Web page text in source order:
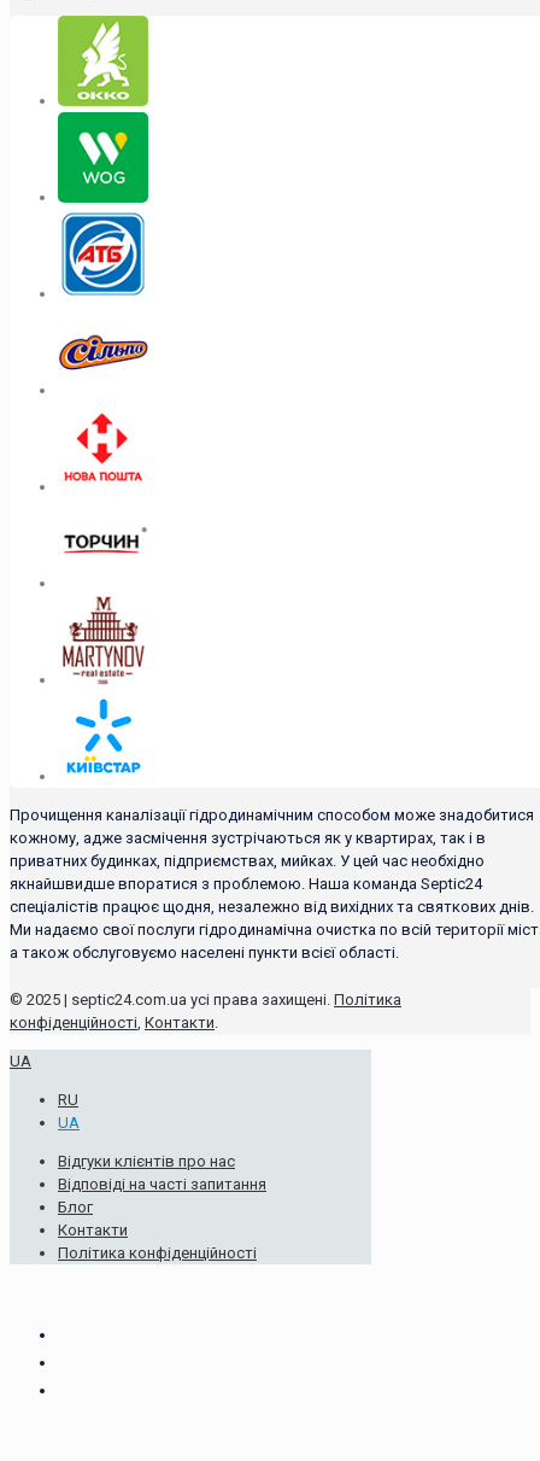
Прочищення каналізації гідродинамічним способом може знадобитися
кожному, адже засмічення зустрічаються як у квартирах, так і в
приватних будинках, підприємствах, мийках. У цей час необхідно
якнайшвидше впоратися з проблемою. Наша команда Septic24
спеціалістів працює щодня, незалежно від вихідних та святкових днів.
Ми надаємо свої послуги гідродинамічна очистка по всій території
а також обслуговуємо населені пункти всієї області.
© 2025 | septic24.com.ua усі права захищені. Політика
конфіденційності, Контакти.
UA
RU
UA
Відгуки клієнтів про нас
Відповіді на часті запитання
Блог
Контакти
Політика конфіденційності